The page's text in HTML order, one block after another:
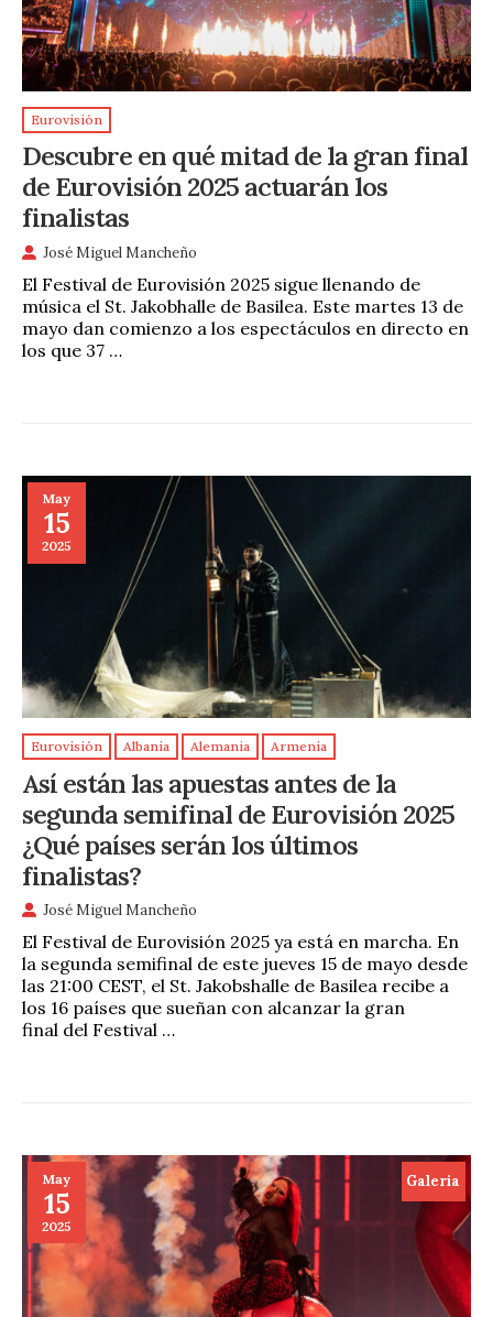
Eurovisión
Descubre en qué mitad de la gran final
de Eurovisión 2025 actuarán los
finalistas
José Miguel Mancheño
El Festival de Eurovisión 2025 sigue llenando de
música el St. Jakobhalle de Basilea. Este martes 13 de
mayo dan comienzo a los espectáculos en directo en
los que 37 …
May
15
2025
Eurovisión Albania Alemania Armenia
Así están las apuestas antes de la
segunda semifinal de Eurovisión 2025
¿Qué países serán los últimos
finalistas?
José Miguel Mancheño
El Festival de Eurovisión 2025 ya está en marcha. En
la segunda semifinal de este jueves 15 de mayo desde
las 21:00 CEST, el St. Jakobshalle de Basilea recibe a
los 16 países que sueñan con alcanzar la gran
final del Festival …
May
15
2025
Galeria